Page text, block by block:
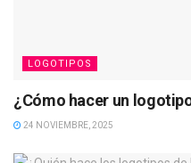
LOGOTIPOS
¿Cómo hacer un
24 NOVIEMBRE, 2025